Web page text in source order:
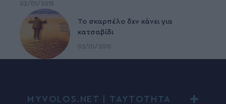
02/01/2015
To σκαρπέλο δεν κάνει για
κατσαβίδι
03/01/2015
MYVOLOS.NET | ΤΑΥΤΟΤΗΤΑ